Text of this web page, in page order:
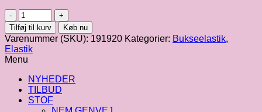
30
mm
hvid
bukseelastik
antal
Tilføj til kurv Køb nu
Varenummer (SKU): 191920 Kategorier: Bukseelastik,
Elastik
Menu
NYHEDER
TILBUD
STOF